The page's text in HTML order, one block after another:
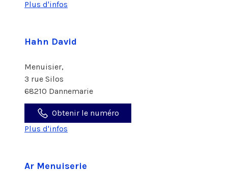
Plus d'infos
Hahn David
Menuisier,
3 rue Silos
68210 Dannemarie
Obtenir le numéro
Plus d'infos
Ar Menuiserie